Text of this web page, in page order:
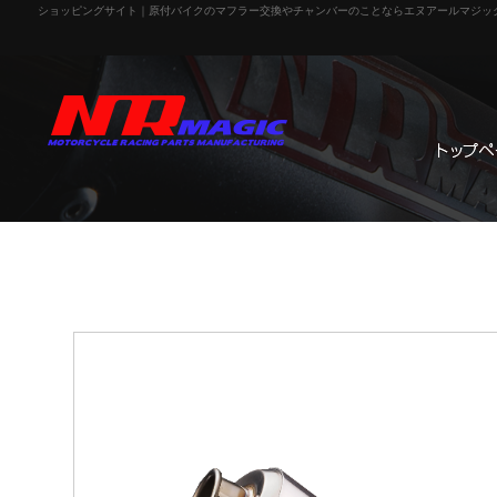
ショッピングサイト｜原付バイクのマフラー交換やチャンバーのことならエヌアールマジッ